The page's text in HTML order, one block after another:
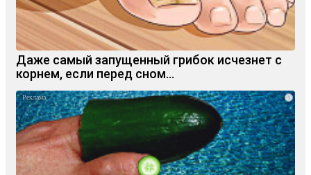
Даже самый запущенный грибок исчезнет с
корнем, если перед сном…
i